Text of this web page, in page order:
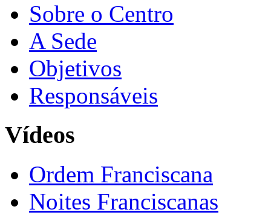
Sobre o Centro
A Sede
Objetivos
Responsáveis
Vídeos
Ordem Franciscana
Noites Franciscanas